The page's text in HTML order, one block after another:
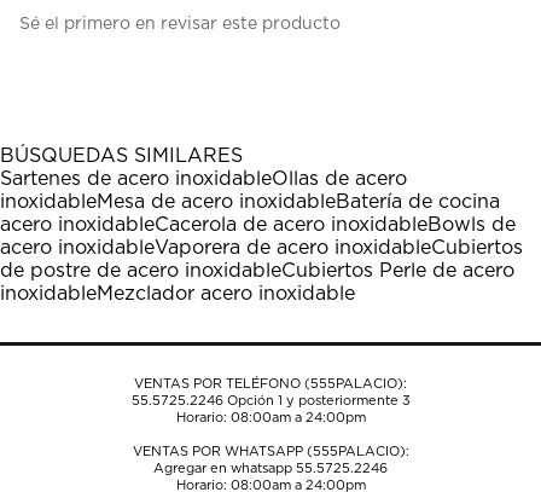
para
1
estrella
Esta
acción
abrirá
el
formulario
de
para
estrellas.
Esta
acción
abrirá
el
formulario
de
para
estrellas.
Esta
acción
abrirá
el
formulario
de
para
estrellas.
Esta
acción
abrirá
el
formulario
de
para
estrellas.
Esta
acción
abrirá
el
formulario
de
Sé el primero en revisar este producto
BÚSQUEDAS SIMILARES
Sartenes de acero inoxidableOllas de acero
inoxidableMesa de acero inoxidableBatería de cocina
acero inoxidableCacerola de acero inoxidableBowls de
acero inoxidableVaporera de acero inoxidableCubiertos
de postre de acero inoxidableCubiertos Perle de acero
inoxidableMezclador acero inoxidable
VENTAS POR TELÉFONO (555PALACIO):
55.5725.2246Opción 1 y posteriormente 3
Horario: 08:00am a 24:00pm
VENTAS POR WHATSAPP (555PALACIO):
Agregar en whatsapp 55.5725.2246
Horario: 08:00am a 24:00pm